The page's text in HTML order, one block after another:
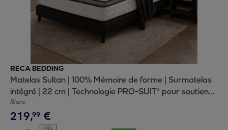
RECA BEDDING
Matelas Sultan | 100% Mémoire de forme | Surmatelas
intégré | 22 cm | Technologie PRO-SUIT® pour soutien
progressif
Blanc
219,99 €